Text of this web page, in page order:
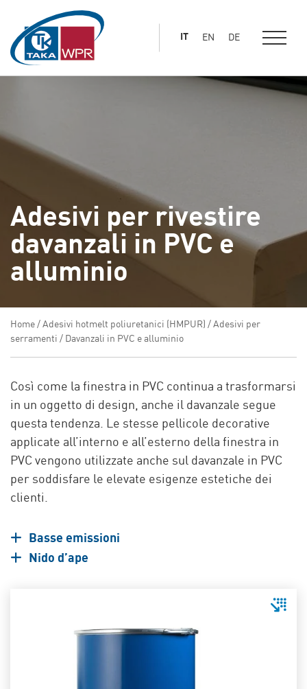
contenuto
principale
IT EN DE
Adesivi per rivestire
davanzali in PVC e
alluminio
Home / Adesivi hotmelt poliuretanici (HMPUR) / Adesivi per
serramenti / Davanzali in PVC e alluminio
Così come la finestra in PVC continua a trasformarsi
in un oggetto di design, anche il davanzale segue
questa tendenza. Le stesse pellicole decorative
applicate all’interno e all’esterno della finestra in
PVC vengono utilizzate anche sul davanzale in PVC
per soddisfare le elevate esigenze estetiche dei
clienti.
Basse emissioni
Nido d’ape